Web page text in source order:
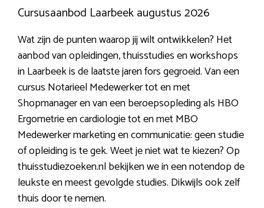
Cursusaanbod Laarbeek augustus 2026
Wat zijn de punten waarop jij wilt ontwikkelen? Het
aanbod van opleidingen, thuisstudies en workshops
in Laarbeek is de laatste jaren fors gegroeid. Van een
cursus Notarieel Medewerker tot en met
Shopmanager en van een beroepsopleding als HBO
Ergometrie en cardiologie tot en met MBO
Medewerker marketing en communicatie: geen studie
of opleiding is te gek. Weet je niet wat te kiezen? Op
thuisstudiezoeken.nl bekijken we in een notendop de
leukste en meest gevolgde studies. Dikwijls ook zelf
thuis door te nemen.